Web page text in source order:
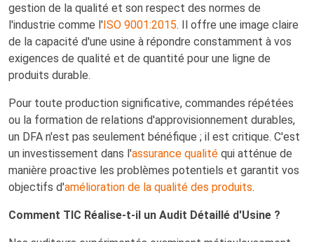
gestion de la qualité et son respect des normes de
l'industrie comme l'ISO 9001:2015. Il offre une image claire
de la capacité d'une usine à répondre constamment à vos
exigences de qualité et de quantité pour une ligne de
produits durable.
Pour toute production significative, commandes répétées
ou la formation de relations d'approvisionnement durables,
un DFA n'est pas seulement bénéfique ; il est critique. C'est
un investissement dans l'assurance qualité qui atténue de
manière proactive les problèmes potentiels et garantit vos
objectifs d'amélioration de la qualité des produits.
Comment TIC Réalise-t-il un Audit Détaillé d'Usine ?